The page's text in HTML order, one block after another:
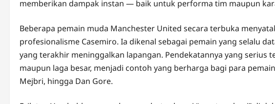
memberikan dampak instan — baik untuk performa tim maupun
Beberapa pemain muda Manchester United secara terbuka
profesionalisme Casemiro. Ia dikenal sebagai pemain yang selalu
yang terakhir meninggalkan lapangan. Pendekatannya yang serius
maupun laga besar, menjadi contoh yang berharga bagi para
Mejbri, hingga Dan Gore.